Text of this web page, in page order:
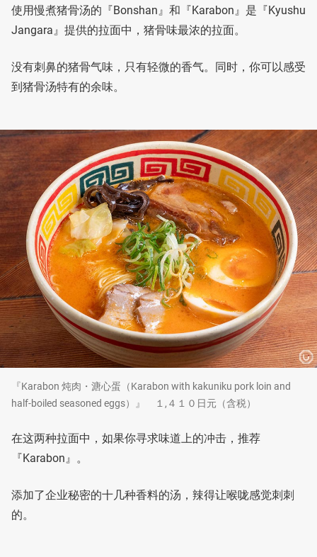
使用慢煮猪骨汤的『Bonshan』和『Karabon』是『Kyushu
Jangara』提供的拉面中，猪骨味最浓的拉面。
没有刺鼻的猪骨气味，只有轻微的香气。同时，你可以感受
到猪骨汤特有的余味。
『Karabon 炖肉・溏心蛋（Karabon with kakuniku pork loin and
half-boiled seasoned eggs）』 １,４１０日元（含税）
在这两种拉面中，如果你寻求味道上的冲击，推荐
『Karabon』。
添加了企业秘密的十几种香料的汤，辣得让喉咙感觉刺刺
的。